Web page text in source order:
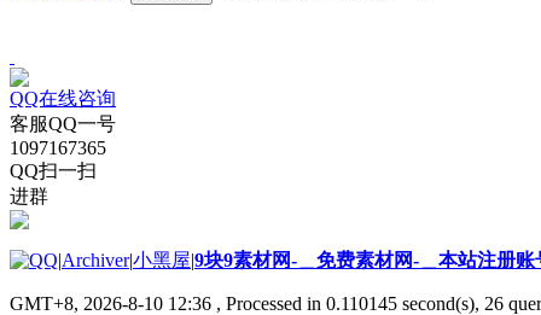
QQ在线咨询
客服QQ一号
1097167365
QQ扫一扫
进群
|Archiver|小黑屋|9块9素材网-＿免费素材网-＿本站注册账
GMT+8, 2026-8-10 12:36 , Processed in 0.110145 second(s), 26